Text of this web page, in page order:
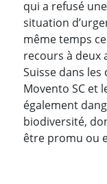
qui a refusé
situation
même temps
recours à deux
Suisse dans
Movento SC et
également
biodiversité,
être promu ou